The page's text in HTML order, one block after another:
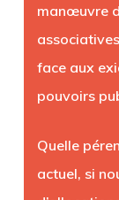
manœuvre
face aux
pouvoirs
Quelle
actuel, si